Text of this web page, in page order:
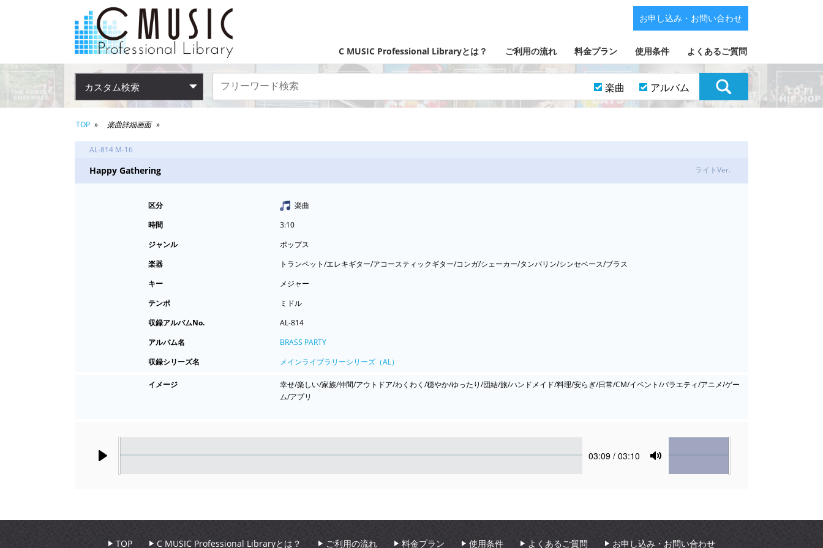
C MUSIC Professional Libraryとは？ ご利用の流れ 料金プラン 使用条件 よくあるご質問
お申し込み・お問い合わせ
カスタム検索 楽曲 アルバム
TOP 楽曲詳細画面
AL-814 M-16
Happy Gathering ライトVer.
区分
楽曲
時間
3:10
ジャンル
ポップス
楽器
トランペット/エレキギター/アコースティックギター/コンガ/シェーカー/タンバリン/シンセベース/ブラス
キー
メジャー
テンポ
ミドル
収録アルバムNo.
AL-814
アルバム名
BRASS PARTY
収録シリーズ名
メインライブラリーシリーズ（AL）
イメージ
幸せ/楽しい/家族/仲間/アウトドア/わくわく/穏やか/ゆったり/団結/旅/ハンドメイド/料理/安らぎ/日常/CM/イベント/バラエティ/アニメ/ゲー
ム/アプリ
Current
03:09 / 03:10
Mute
Volume
TOP C MUSIC Professional Libraryとは？ ご利用の流れ 料金プラン 使用条件 よくあるご質問 お申し込み・お問い合わせ